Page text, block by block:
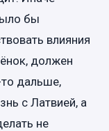
бы
влияния
должен
то дальше,
с Латвией, а
не